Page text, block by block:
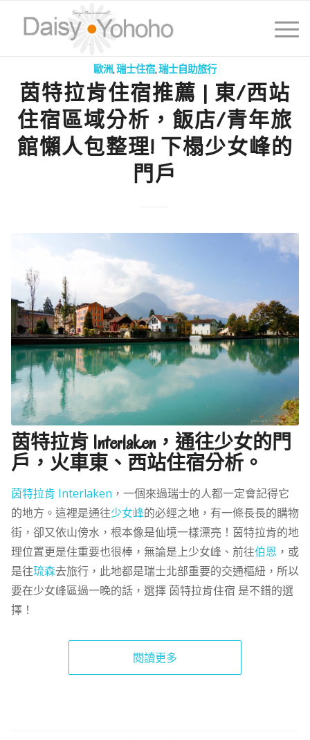
歐洲,瑞士住宿,瑞士自助旅行
茵特拉肯住宿推薦 | 東/西站
住宿區域分析，飯店/青年旅
館懶人包整理! 下榻少女峰的
門戶
茵特拉肯 Interlaken，通往少女的門
戶，火車東、西站住宿分析。
茵特拉肯 Interlaken ，一個來過瑞士的人都一定會記得它
的地方。這裡是通往少女峰的必經之地，有一條長長的購物
街，卻又依山傍水，根本像是仙境一樣漂亮！茵特拉肯的地
理位置更是住重要也很棒，無論是上少女峰、前往伯恩 ，或
是往琉森去旅行，此地都是瑞士北部重要的交通樞紐，所以
要在少女峰區過一晚的話，選擇 茵特拉肯住宿 是不錯的選
擇！
閱讀更多